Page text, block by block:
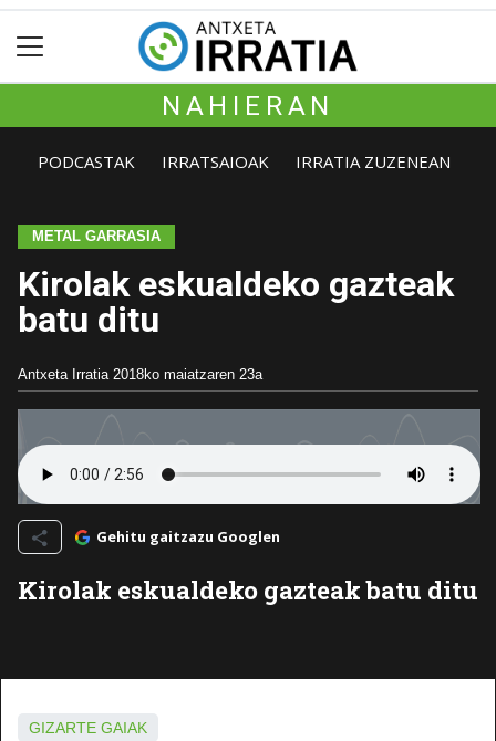
NAHIERAN
PODCASTAK IRRATSAIOAK IRRATIA ZUZENEAN
METAL GARRASIA
Kirolak eskualdeko gazteak
batu ditu
Antxeta Irratia 2018ko maiatzaren 23a
Gehitu gaitzazu Googlen
Kirolak eskualdeko gazteak batu ditu
GIZARTE GAIAK